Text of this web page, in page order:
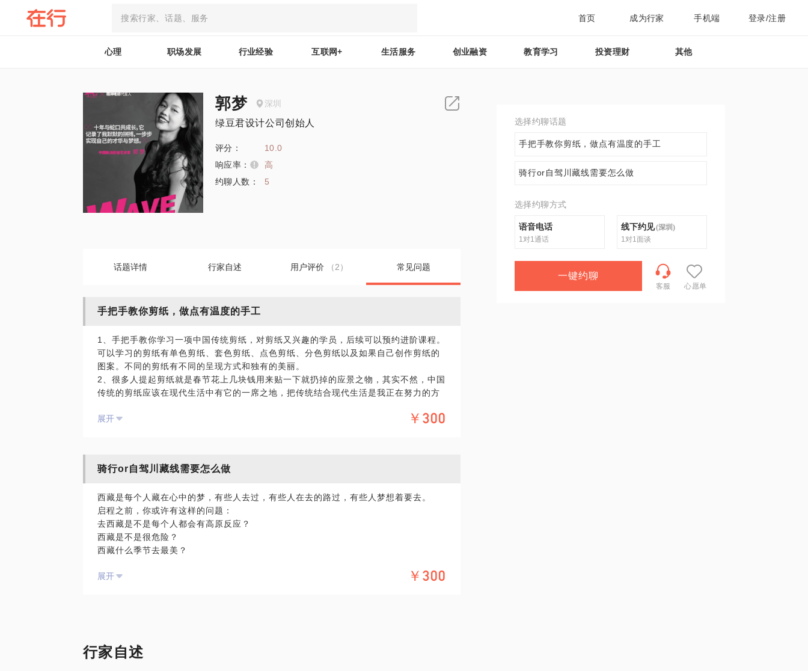
首页 成为行家 手机端 登录/注册
心理 职场发展 行业经验 互联网+ 生活服务 创业融资 教育学习 投资理财 其他
郭梦 深圳
绿豆君设计公司创始人
评分：
10.0
响应率：
高
约聊人数：
5
话题详情 行家自述 用户评价 （2） 常见问题
手把手教你剪纸，做点有温度的手工
1、手把手教你学习一项中国传统剪纸，对剪纸又兴趣的学员，后续可以预约进阶课程。
可以学习的剪纸有单色剪纸、套色剪纸、点色剪纸、分色剪纸以及如果自己创作剪纸的
图案。不同的剪纸有不同的呈现方式和独有的美丽。
2、很多人提起剪纸就是春节花上几块钱用来贴一下就扔掉的应景之物，其实不然，中国
传统的剪纸应该在现代生活中有它的一席之地，把传统结合现代生活是我正在努力的方
式出现在深圳东海朗廷、香格里拉、中洲万豪、北京国贸等五星级酒店。
4、匠人的一颗匠心
展开 ￥300
骑行or自驾川藏线需要怎么做
西藏是每个人藏在心中的梦，有些人去过，有些人在去的路过，有些人梦想着要去。
启程之前，你或许有这样的问题：
去西藏是不是每个人都会有高原反应？
西藏是不是很危险？
西藏什么季节去最美？
天休息）2160公里骑行到拉萨，将近一个月的时间，在318川藏线骑行穿梭，深入的了
我愿意与你分享的内容包括：
川藏线自驾、骑行攻略；
展开 ￥300
行家自述
选择约聊话题
手把手教你剪纸，做点有温度的手工
骑行or自驾川藏线需要怎么做
选择约聊方式
语音电话
1对1通话
线下约见(深圳 )
1对1面谈
一键约聊
客服 心愿单